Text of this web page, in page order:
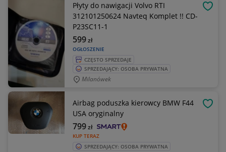
Płyty do nawigacji Volvo RTI
312101250624 Navteq Komplet !! CD-
P23SC11-1
OGŁOSZENIE
599zł
CZĘSTO SPRZEDAJE
SPRZEDAJĄCY: OSOBA PRYWATNA
Milanówek
Airbag poduszka kierowcy BMW F44
USA oryginalny
KUP TERAZ
799zł
SPRZEDAJĄCY: OSOBA PRYWATNA